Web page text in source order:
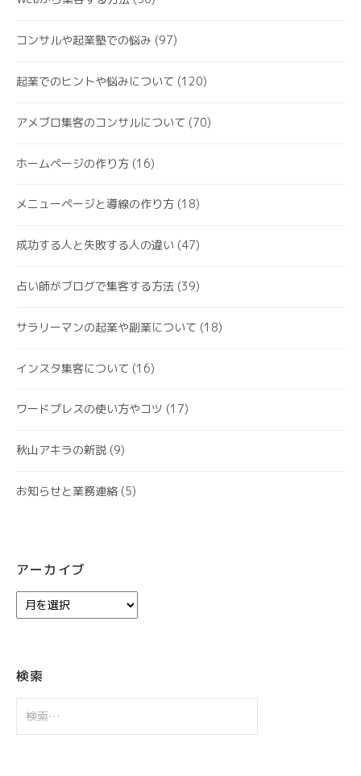
コンサルや起業塾での悩み (97)
起業でのヒントや悩みについて (120)
アメブロ集客のコンサルについて (70)
ホームページの作り方 (16)
メニューページと導線の作り方 (18)
成功する人と失敗する人の違い (47)
占い師がブログで集客する方法 (39)
サラリーマンの起業や副業について (18)
インスタ集客について (16)
ワードプレスの使い方やコツ (17)
秋山アキラの新説 (9)
お知らせと業務連絡 (5)
アーカイブ
ー
ブ
検索
索: